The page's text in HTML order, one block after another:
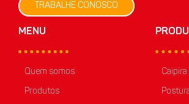
TRABALHE CONOSCO
MENU
Quem somos
Produtos
Caipira